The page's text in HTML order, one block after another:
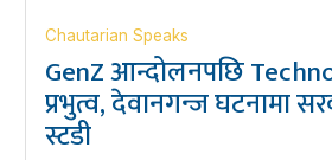
Chautarian Speaks
GenZ आन्दोलनपछि
प्रभुत्व, देवानगन्ज घटनामा
स्टडी